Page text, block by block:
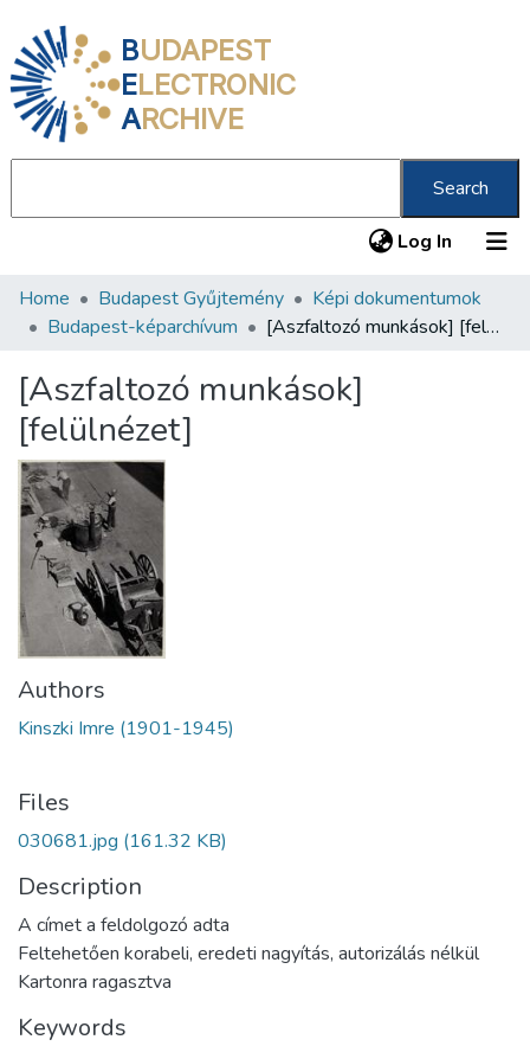
BUDAPEST
ELECTRONIC
ARCHIVE
Search
Log In (current)
Communities & Collections
Statistics
About us
Home Budapest Gyűjtemény
Képi dokumentumok
Budapest-képarchívum
[Aszfaltozó munkások] [felülnézet]
[Aszfaltozó munkások]
[felülnézet]
Authors
Kinszki Imre (1901-1945)
Files
030681.jpg (161.32 KB)
Description
A címet a feldolgozó adta
Feltehetően korabeli, eredeti nagyítás, autorizálás nélkül
Kartonra ragasztva
Keywords